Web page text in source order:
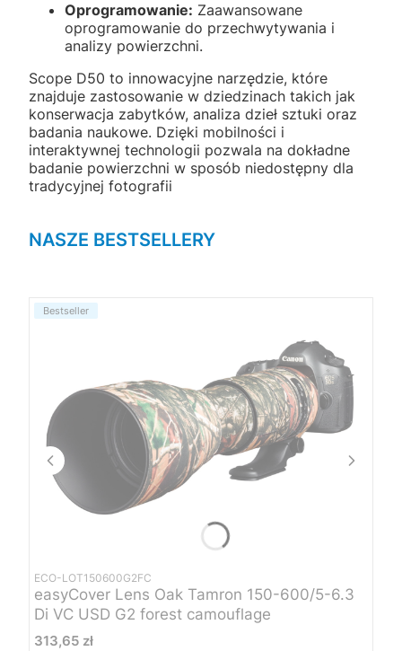
Oprogramowanie: Zaawansowane
oprogramowanie do przechwytywania i
analizy powierzchni.
Scope D50 to innowacyjne narzędzie, które
znajduje zastosowanie w dziedzinach takich jak
konserwacja zabytków, analiza dzieł sztuki oraz
badania naukowe. Dzięki mobilności i
interaktywnej technologii pozwala na dokładne
badanie powierzchni w sposób niedostępny dla
tradycyjnej fotografii
NASZE BESTSELLERY
Bestseller
ECO-LOT150600G2FC
easyCover Lens Oak Tamron 150-600/5-6.3
Di VC USD G2 forest camouflage
Cena
313,65 zł